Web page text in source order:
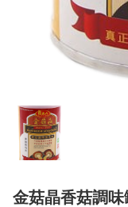
金菇晶香菇調